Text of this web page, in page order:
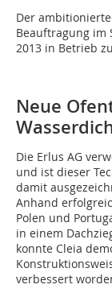
Der
Beauftragung im
2013 in Betrieb
Neue
Die Erlus AG
und ist dieser
damit
Anhand
Polen und
in einem
konnte Cleia
verbessert